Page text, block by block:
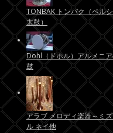
TONBAK トンバク（ペル
太鼓）
Dohl（ドホル）アルメニ
鼓
アラブ メロディ楽器～ミ
ル ネイ他